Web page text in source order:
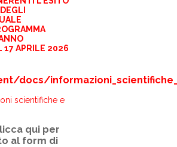
17 APRILE 2026
docs/
scientifiche e
qui per
al form di